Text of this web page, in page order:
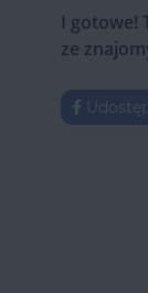
I gotowe!
ze